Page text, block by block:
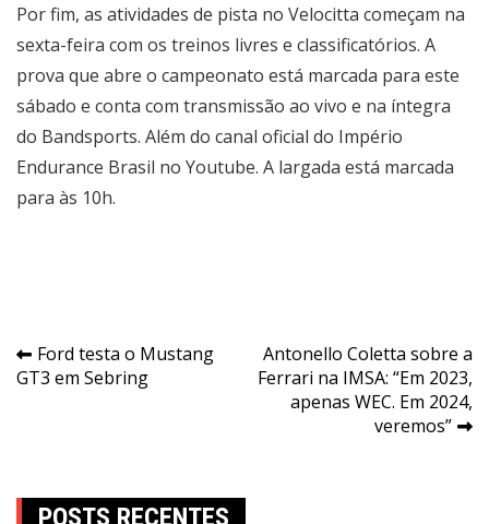
Por fim, as atividades de pista no Velocitta começam na
sexta-feira com os treinos livres e classificatórios. A
prova que abre o campeonato está marcada para este
sábado e conta com transmissão ao vivo e na íntegra
do Bandsports. Além do canal oficial do Império
Endurance Brasil no Youtube. A largada está marcada
para às 10h.
Navegação
de
Ford testa o Mustang
GT3 em Sebring
Antonello Coletta sobre a
Ferrari na IMSA: “Em 2023,
apenas WEC. Em 2024,
veremos”
POSTS RECENTES